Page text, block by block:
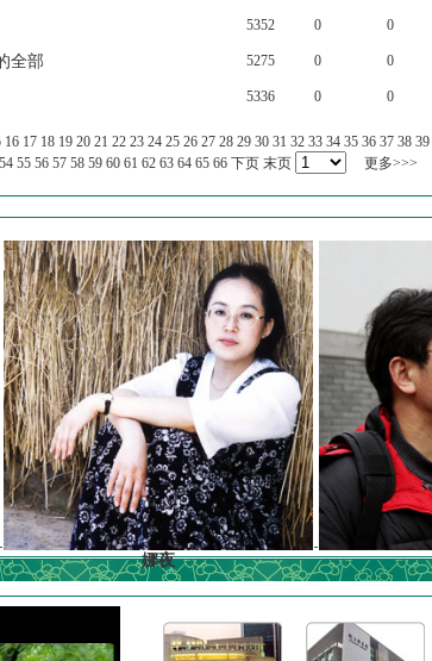
5352 0 0
全部 5275 0 0
5336 0 0
16 17 18 19 20 21 22 23 24 25 26 27 28 29 30 31 32 33 34 35 36 37 38 39
54 55 56 57 58 59 60 61 62 63 64 65 66 下页 末页 更多>>>
娜夜 胡弦